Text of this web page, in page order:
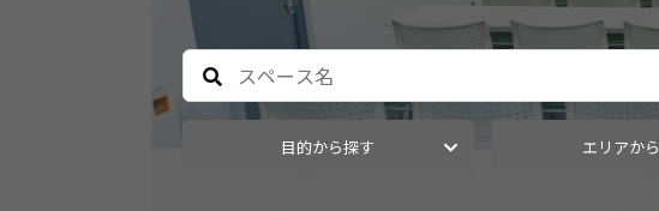
目的から探す エリアか